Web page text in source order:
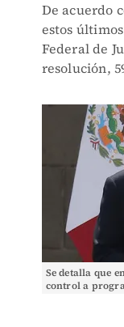
De acuerdo
estos
Federal de
resolución,
Se detalla que
control a